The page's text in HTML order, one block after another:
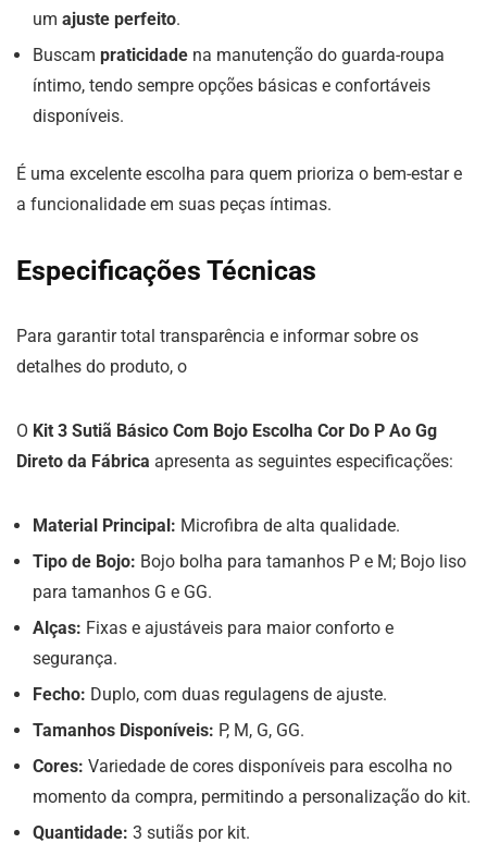
um ajuste perfeito.
Buscam praticidade na manutenção do guarda-roupa
íntimo, tendo sempre opções básicas e confortáveis
disponíveis.
É uma excelente escolha para quem prioriza o bem-estar e
a funcionalidade em suas peças íntimas.
Especificações Técnicas
Para garantir total transparência e informar sobre os
detalhes do produto, o
O Kit 3 Sutiã Básico Com Bojo Escolha Cor Do P Ao Gg
Direto da Fábrica apresenta as seguintes especificações:
Material Principal: Microfibra de alta qualidade.
Tipo de Bojo: Bojo bolha para tamanhos P e M; Bojo liso
para tamanhos G e GG.
Alças: Fixas e ajustáveis para maior conforto e
segurança.
Fecho: Duplo, com duas regulagens de ajuste.
Tamanhos Disponíveis: P, M, G, GG.
Cores: Variedade de cores disponíveis para escolha no
momento da compra, permitindo a personalização do kit.
Quantidade: 3 sutiãs por kit.